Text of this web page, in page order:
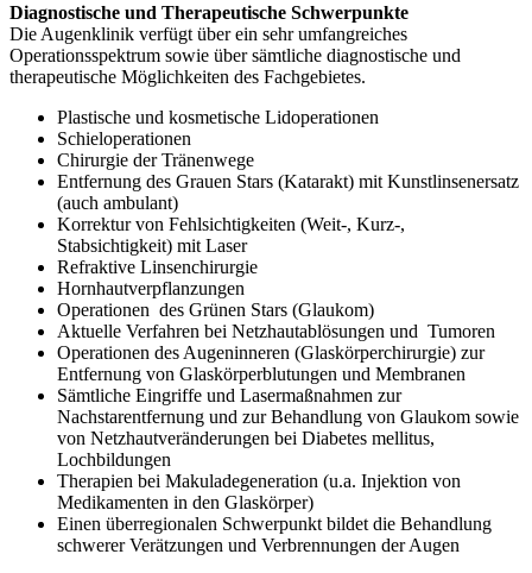
Diagnostische und Therapeutische Schwerpunkte
Die Augenklinik verfügt über ein sehr umfangreiches
Operationsspektrum sowie über sämtliche diagnostische und
therapeutische Möglichkeiten des Fachgebietes.
Plastische und kosmetische Lidoperationen
Schieloperationen
Chirurgie der Tränenwege
Entfernung des Grauen Stars (Katarakt) mit Kunstlinsenersatz
(auch ambulant)
Korrektur von Fehlsichtigkeiten (Weit-, Kurz-,
Stabsichtigkeit) mit Laser
Refraktive Linsenchirurgie
Hornhautverpflanzungen
Operationen des Grünen Stars (Glaukom)
Aktuelle Verfahren bei Netzhautablösungen und Tumoren
Operationen des Augeninneren (Glaskörperchirurgie) zur
Entfernung von Glaskörperblutungen und Membranen
Sämtliche Eingriffe und Lasermaßnahmen zur
Nachstarentfernung und zur Behandlung von Glaukom sowie
von Netzhautveränderungen bei Diabetes mellitus,
Lochbildungen
Therapien bei Makuladegeneration (u.a. Injektion von
Medikamenten in den Glaskörper)
Einen überregionalen Schwerpunkt bildet die Behandlung
schwerer Verätzungen und Verbrennungen der Augen